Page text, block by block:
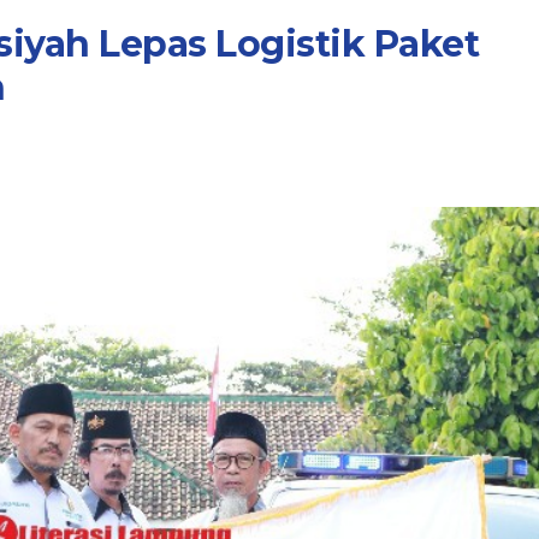
Lepas Logistik Paket